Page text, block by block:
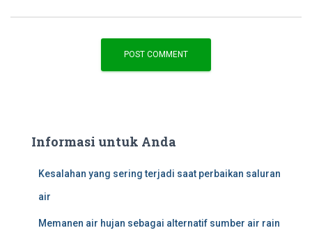
Informasi untuk Anda
Kesalahan yang sering terjadi saat perbaikan saluran
air
Memanen air hujan sebagai alternatif sumber air rain